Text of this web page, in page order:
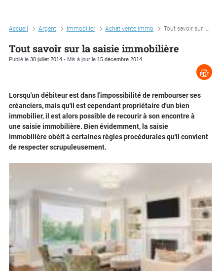
Accueil Argent Immobilier Achat vente immo Tout savoir sur la saisie immobilière
Tout savoir sur la saisie immobilière
Publié le 30 juillet 2014 - Mis à jour le 15 décembre 2014
Lorsqu'un débiteur est dans l'impossibilité de rembourser ses
créanciers, mais qu'il est cependant propriétaire d'un bien
immobilier, il est alors possible de recourir à son encontre à
une saisie immobilière. Bien évidemment, la saisie
immobilière obéit à certaines règles procédurales qu'il convient
de respecter scrupuleusement.